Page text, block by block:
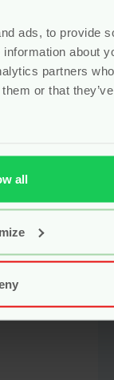
ads, to provide
about
partners
or that
all
liter)